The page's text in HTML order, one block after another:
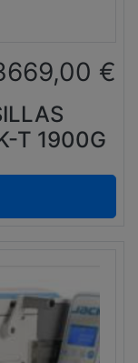
€
T 1900G